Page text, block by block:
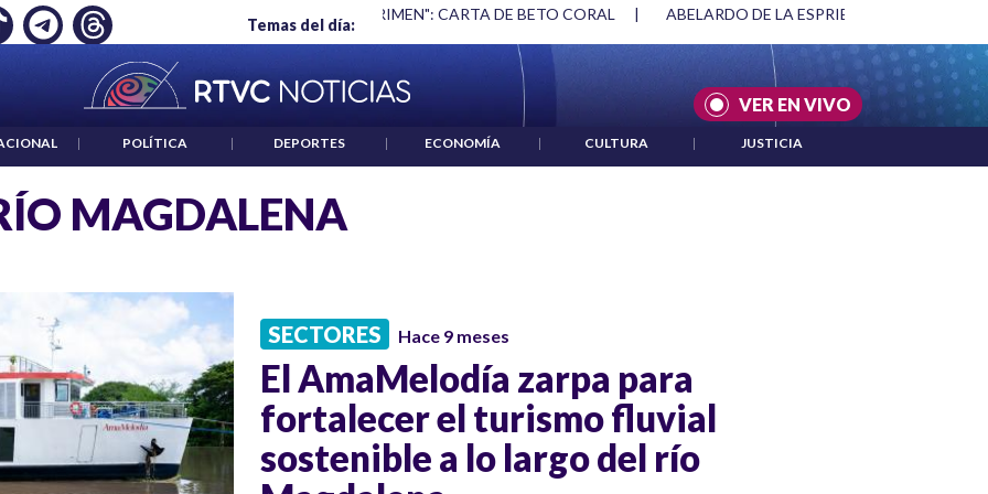
Temas del día:
EMPLEO: JP MORGAN "HABLAR NO ES UN CRIMEN": CARTA DE BETO CORAL | ABELARDO DE LA ESPRIELLA Y DMG
VER EN VIVO
| POLÍTICA | DEPORTES | ECONOMÍA | CULTURA | JUSTICIA
MAGDALENA
SECTORES Hace 9 meses
El AmaMelodía zarpa para
fortalecer el turismo fluvial
sostenible a lo largo del río